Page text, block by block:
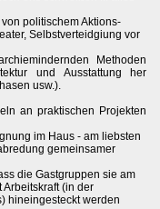
politischem Aktions-
Selbstverteidgiung vor
Methoden
und Ausstattung her
usw.).
an praktischen Projekten
im Haus - am liebsten
gemeinsamer
die Gastgruppen sie am
Arbeitskraft (in der
hineingesteckt werden